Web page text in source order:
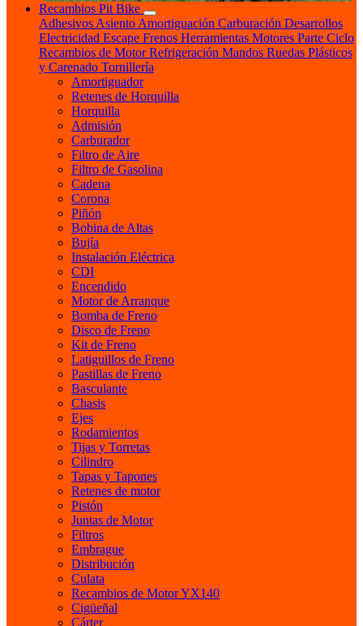
Recambios Pit Bike
Adhesivos Asiento Amortiguación Carburación Desarrollos
Electricidad Escape Frenos Herramientas Motores Parte Ciclo
Recambios de MotorRefrigeración Mandos Ruedas Plásticos
y Carenado Tornillería
Amortiguador
Retenes de Horquilla
Horquilla
Admisión
Carburador
Filtro de Aire
Filtro de Gasolina
Cadena
Corona
Piñón
Bobina de Altas
Bujía
Instalación Eléctrica
CDI
Encendido
Motor de Arranque
Bomba de Freno
Disco de Freno
Kit de Freno
Latiguillos de Freno
Pastillas de Freno
Basculante
Chasis
Ejes
Rodamientos
Tijas y Torretas
Cilindro
Tapas y Tapones
Retenes de motor
Pistón
Juntas de Motor
Filtros
Embrague
Distribución
Culata
Recambios de Motor YX140
Cigüeñal
Cárter